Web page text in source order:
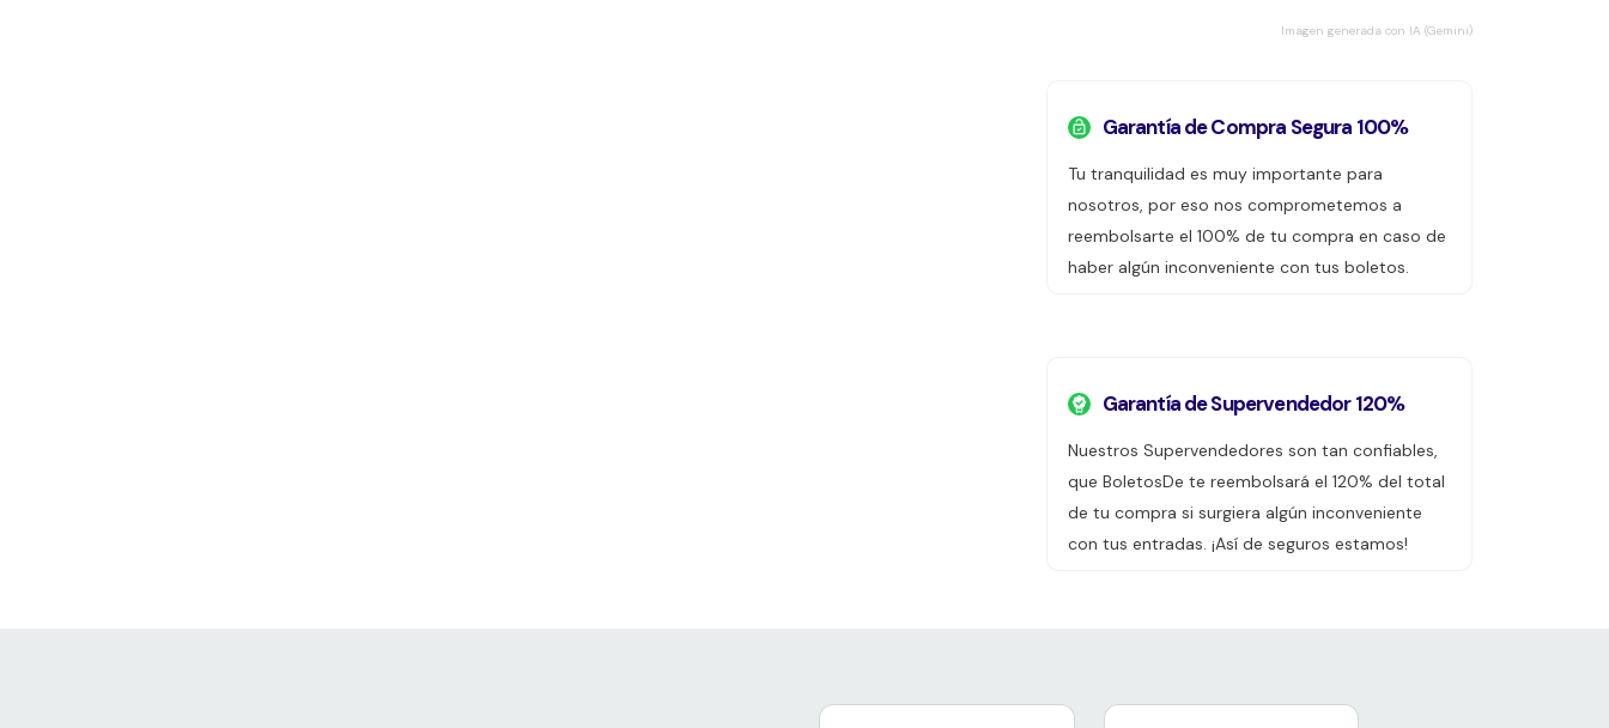
Imagen generada con IA (Gemini)
Garantía de Compra Segura 100%
Tu tranquilidad es muy importante para
nosotros, por eso nos comprometemos a
reembolsarte el 100% de tu compra en caso de
haber algún inconveniente con tus boletos.
Garantía de Supervendedor 120%
Nuestros Supervendedores son tan confiables,
que BoletosDe te reembolsará el 120% del total
de tu compra si surgiera algún inconveniente
con tus entradas. ¡Así de seguros estamos!